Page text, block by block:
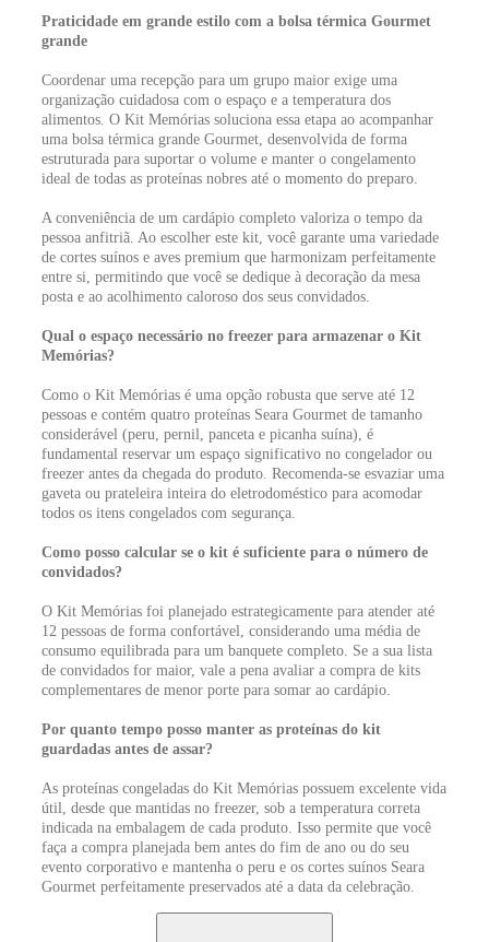
Praticidade em grande estilo com a bolsa térmica Gourmet
grande
Coordenar uma recepção para um grupo maior exige uma
organização cuidadosa com o espaço e a temperatura dos
alimentos. O Kit Memórias soluciona essa etapa ao acompanhar
uma bolsa térmica grande Gourmet, desenvolvida de forma
estruturada para suportar o volume e manter o congelamento
ideal de todas as proteínas nobres até o momento do preparo.
A conveniência de um cardápio completo valoriza o tempo da
pessoa anfitriã. Ao escolher este kit, você garante uma variedade
de cortes suínos e aves premium que harmonizam perfeitamente
entre si, permitindo que você se dedique à decoração da mesa
posta e ao acolhimento caloroso dos seus convidados.
Qual o espaço necessário no freezer para armazenar o Kit
Memórias?
Como o Kit Memórias é uma opção robusta que serve até 12
pessoas e contém quatro proteínas Seara Gourmet de tamanho
considerável (peru, pernil, panceta e picanha suína), é
fundamental reservar um espaço significativo no congelador ou
freezer antes da chegada do produto. Recomenda-se esvaziar uma
gaveta ou prateleira inteira do eletrodoméstico para acomodar
todos os itens congelados com segurança.
Como posso calcular se o kit é suficiente para o número de
convidados?
O Kit Memórias foi planejado estrategicamente para atender até
12 pessoas de forma confortável, considerando uma média de
consumo equilibrada para um banquete completo. Se a sua lista
de convidados for maior, vale a pena avaliar a compra de kits
complementares de menor porte para somar ao cardápio.
Por quanto tempo posso manter as proteínas do kit
guardadas antes de assar?
As proteínas congeladas do Kit Memórias possuem excelente vida
útil, desde que mantidas no freezer, sob a temperatura correta
indicada na embalagem de cada produto. Isso permite que você
faça a compra planejada bem antes do fim de ano ou do seu
evento corporativo e mantenha o peru e os cortes suínos Seara
Gourmet perfeitamente preservados até a data da celebração.